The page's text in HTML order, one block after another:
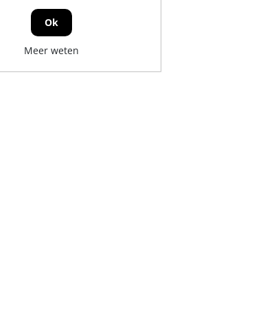
Ok
Meer weten